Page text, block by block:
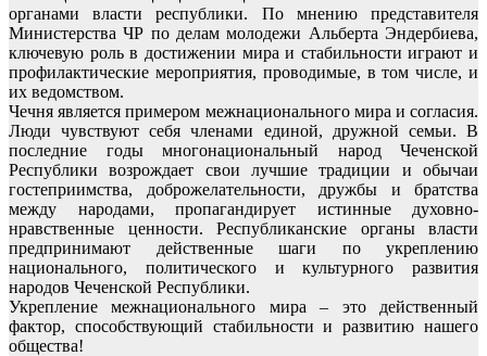
органами власти республики. По мнению представителя
Министерства ЧР по делам молодежи Альберта Эндербиева,
ключевую роль в достижении мира и стабильности играют и
профилактические мероприятия, проводимые, в том числе, и
их ведомством.
Чечня является примером межнационального мира и согласия.
Люди чувствуют себя членами единой, дружной семьи. В
последние годы многонациональный народ Чеченской
Республики возрождает свои лучшие традиции и обычаи
гостеприимства, доброжелательности, дружбы и братства
между народами, пропагандирует истинные духовно-
нравственные ценности. Республиканские органы власти
предпринимают действенные шаги по укреплению
национального, политического и культурного развития
народов Чеченской Республики.
Укрепление межнационального мира – это действенный
фактор, способствующий стабильности и развитию нашего
общества!